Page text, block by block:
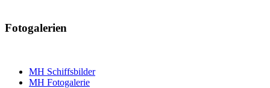
Fotogalerien
MH Schiffsbilder
MH Fotogalerie